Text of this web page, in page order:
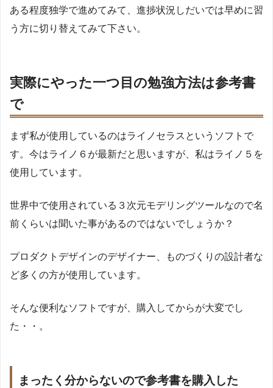
ある程度独学で進めてみて、進捗状況しだいでは早めに習
う方に切り替えてみて下さい。
実際にやった一つ目の勉強方法は参考書
で
まず私が使用しているのはライノセラスというソフトで
す。今はライノ６が最新だと思いますが、私はライノ５を
使用しています。
世界中で使用されている３次元モデリングツールなので名
前くらいは聞いた事があるのではないでしょうか？
プロダクトデザインのデザイナー、ものづくりの設計者な
ど多くの方が使用しています。
そんな便利なソフトですが、購入してからが大変でし
た・・。
まったく分からないので参考書を購入した